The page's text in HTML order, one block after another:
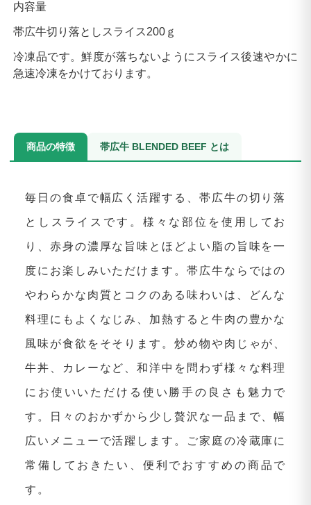
内容量
帯広牛切り落としスライス200ｇ
冷凍品です。鮮度が落ちないようにスライス後速やかに
急速冷凍をかけております。
商品の特徴 帯広牛 BLENDED BEEF とは
毎日の食卓で幅広く活躍する、帯広牛の切り落
としスライスです。様々な部位を使用してお
り、赤身の濃厚な旨味とほどよい脂の旨味を一
度にお楽しみいただけます。帯広牛ならではの
やわらかな肉質とコクのある味わいは、どんな
料理にもよくなじみ、加熱すると牛肉の豊かな
風味が食欲をそそります。炒め物や肉じゃが、
牛丼、カレーなど、和洋中を問わず様々な料理
にお使いいただける使い勝手の良さも魅力で
す。日々のおかずから少し贅沢な一品まで、幅
広いメニューで活躍します。ご家庭の冷蔵庫に
常備しておきたい、便利でおすすめの商品で
す。